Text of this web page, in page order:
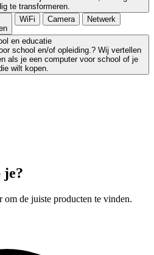
te transformeren.
WiFi Camera Netwerk
en educatie
school en/of opleiding.? Wij vertellen
als je een computer voor school of je
wilt kopen.
je?
de juiste producten te vinden.